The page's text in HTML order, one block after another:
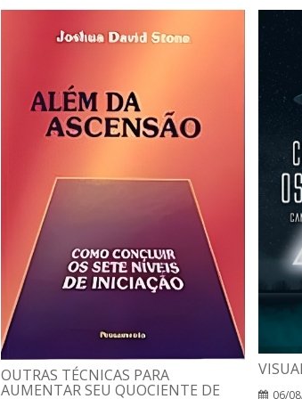
OUTRAS TÉCNICAS PARA
AUMENTAR SEU QUOCIENTE DE 06/